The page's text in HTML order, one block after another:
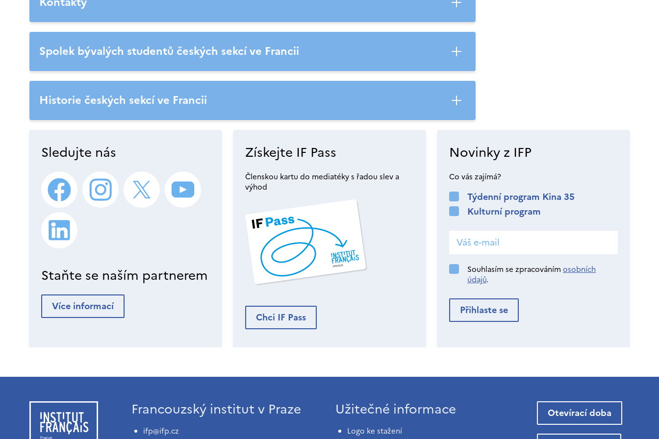
Spolek bývalých studentů českých sekcí ve Francii
Historie českých sekcí ve Francii
Sledujte nás
Staňte se naším partnerem
Více informací
Získejte IF Pass
Členskou kartu do mediatéky s řadou slev a
výhod
Chci IF Pass
Novinky z IFP
Co vás zajímá?
Týdenní program Kina 35
Kulturní program
Souhlasím se zpracováním osobních
údajů.
Francouzský institut v Praze
ifp@ifp.cz
Užitečné informace
Logo ke stažení
Otevírací doba